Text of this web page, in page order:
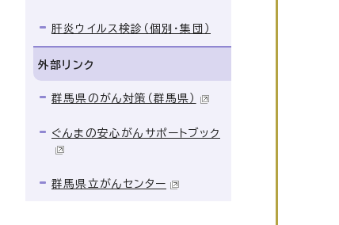
肝炎ウイルス検診（個別・集団）
外部リンク
群馬県のがん対策（群馬県）
ぐんまの安心がんサポートブック
群馬県立がんセンター